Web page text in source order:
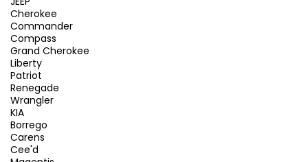
Cherokee
Commander
Compass
Grand Cherokee
Liberty
Patriot
Renegade
Wrangler
KIA
Borrego
Carens
Cee'd